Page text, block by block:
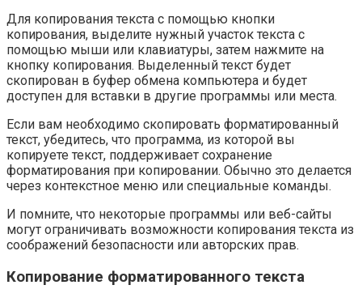
Для копирования текста с помощью кнопки
копирования, выделите нужный участок текста с
помощью мыши или клавиатуры, затем нажмите на
кнопку копирования. Выделенный текст будет
скопирован в буфер обмена компьютера и будет
доступен для вставки в другие программы или места.
Если вам необходимо скопировать форматированный
текст, убедитесь, что программа, из которой вы
копируете текст, поддерживает сохранение
форматирования при копировании. Обычно это делается
через контекстное меню или специальные команды.
И помните, что некоторые программы или веб-сайты
могут ограничивать возможности копирования текста из
соображений безопасности или авторских прав.
Копирование форматированного текста